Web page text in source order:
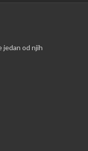
jedan od njih